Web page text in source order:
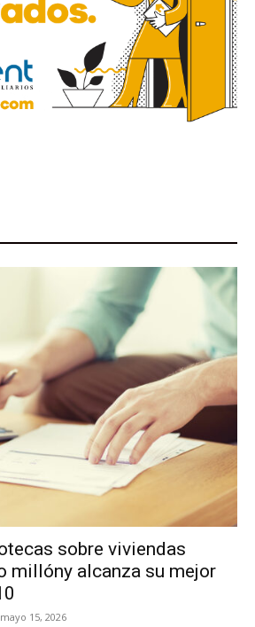
sobre viviendas
millóny alcanza su mejor
mayo 15, 2026